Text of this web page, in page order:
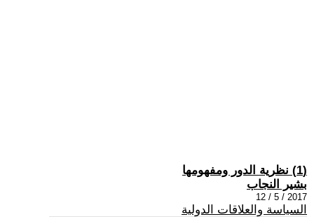
(1) نظرية الدور ومفهومها
بشير النجاب
2017 / 5 / 12
السياسة والعلاقات الدولية